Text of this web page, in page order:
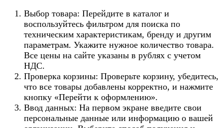
Выбор товара: Перейдите в каталог и
воспользуйтесь фильтром для поиска по
техническим характеристикам, бренду и другим
параметрам. Укажите нужное количество товара.
Все цены на сайте указаны в рублях с учетом
НДС.
Проверка корзины: Проверьте корзину, убедитесь,
что все товары добавлены корректно, и нажмите
кнопку «Перейти к оформлению».
Ввод данных: На первом экране введите свои
персональные данные или информацию о вашей